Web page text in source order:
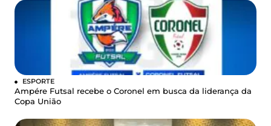
ESPORTE
Ampére Futsal recebe o Coronel em busca da liderança da
Copa União